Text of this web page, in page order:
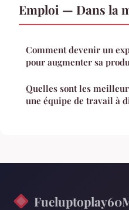
Emploi — Dans la
Comment devenir un
pour augmenter sa
Quelles sont les
une équipe de travail à